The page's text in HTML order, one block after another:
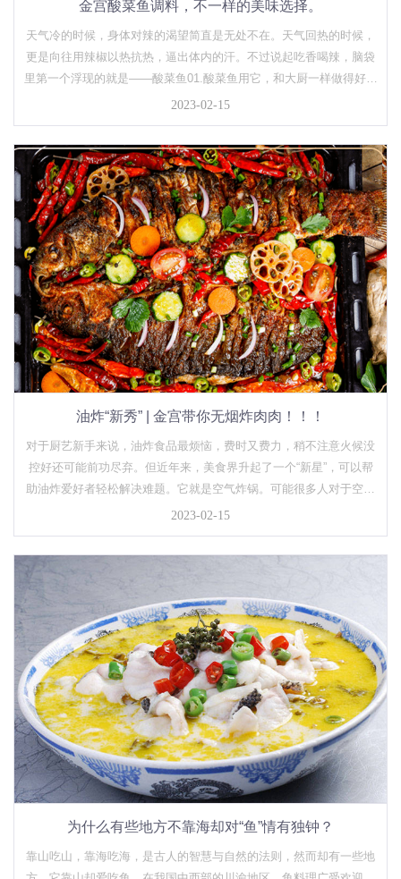
金宫酸菜鱼调料，不一样的美味选择。
天气冷的时候，身体对辣的渴望简直是无处不在。天气回热的时候，
更是向往用辣椒以热抗热，逼出体内的汗。不过说起吃香喝辣，脑袋
里第一个浮现的就是——酸菜鱼01.酸菜鱼用它，和大厨一样做得好。
相信你还沉浸在过年的氛围中，回家团聚的喜悦、品尝餐桌上的美
家...
2023-02-15
油炸“新秀” | 金宫带你无烟炸肉肉！！！
对于厨艺新手来说，油炸食品最烦恼，费时又费力，稍不注意火候没
控好还可能前功尽弃。但近年来，美食界升起了一个“新星”，可以帮
助油炸爱好者轻松解决难题。它就是空气炸锅。可能很多人对于空气
炸锅这个名字还是比较熟悉，但对于它的实际应用效果却比较好奇。
2023-02-15
为什么有些地方不靠海却对“鱼”情有独钟？
靠山吃山，靠海吃海，是古人的智慧与自然的法则，然而却有一些地